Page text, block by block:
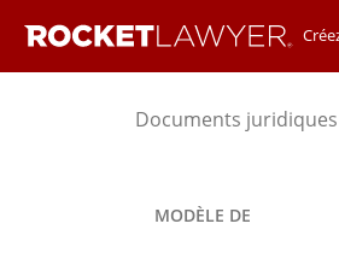
Documents juridiques
MODÈLE DE